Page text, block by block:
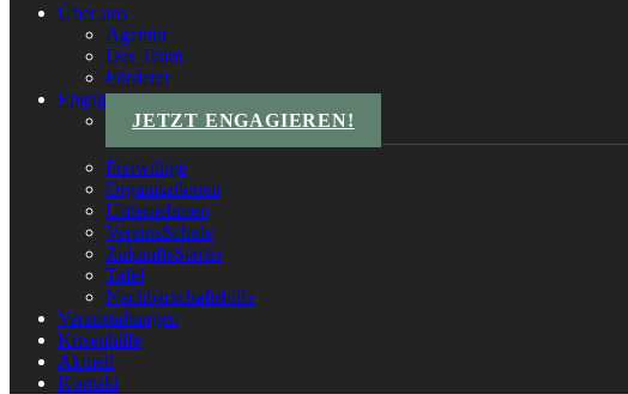
Über uns
Agentur
Das Team
Förderer
Engagements
JETZT ENGAGIEREN!
Freiwillige
Organisationen
Unternehmen
VereinsSchule
ZukunftsStarter
Tafel
Nachbarschaftshilfe
Veranstaltungen
Krisenhilfe
Aktuell
Kontakt